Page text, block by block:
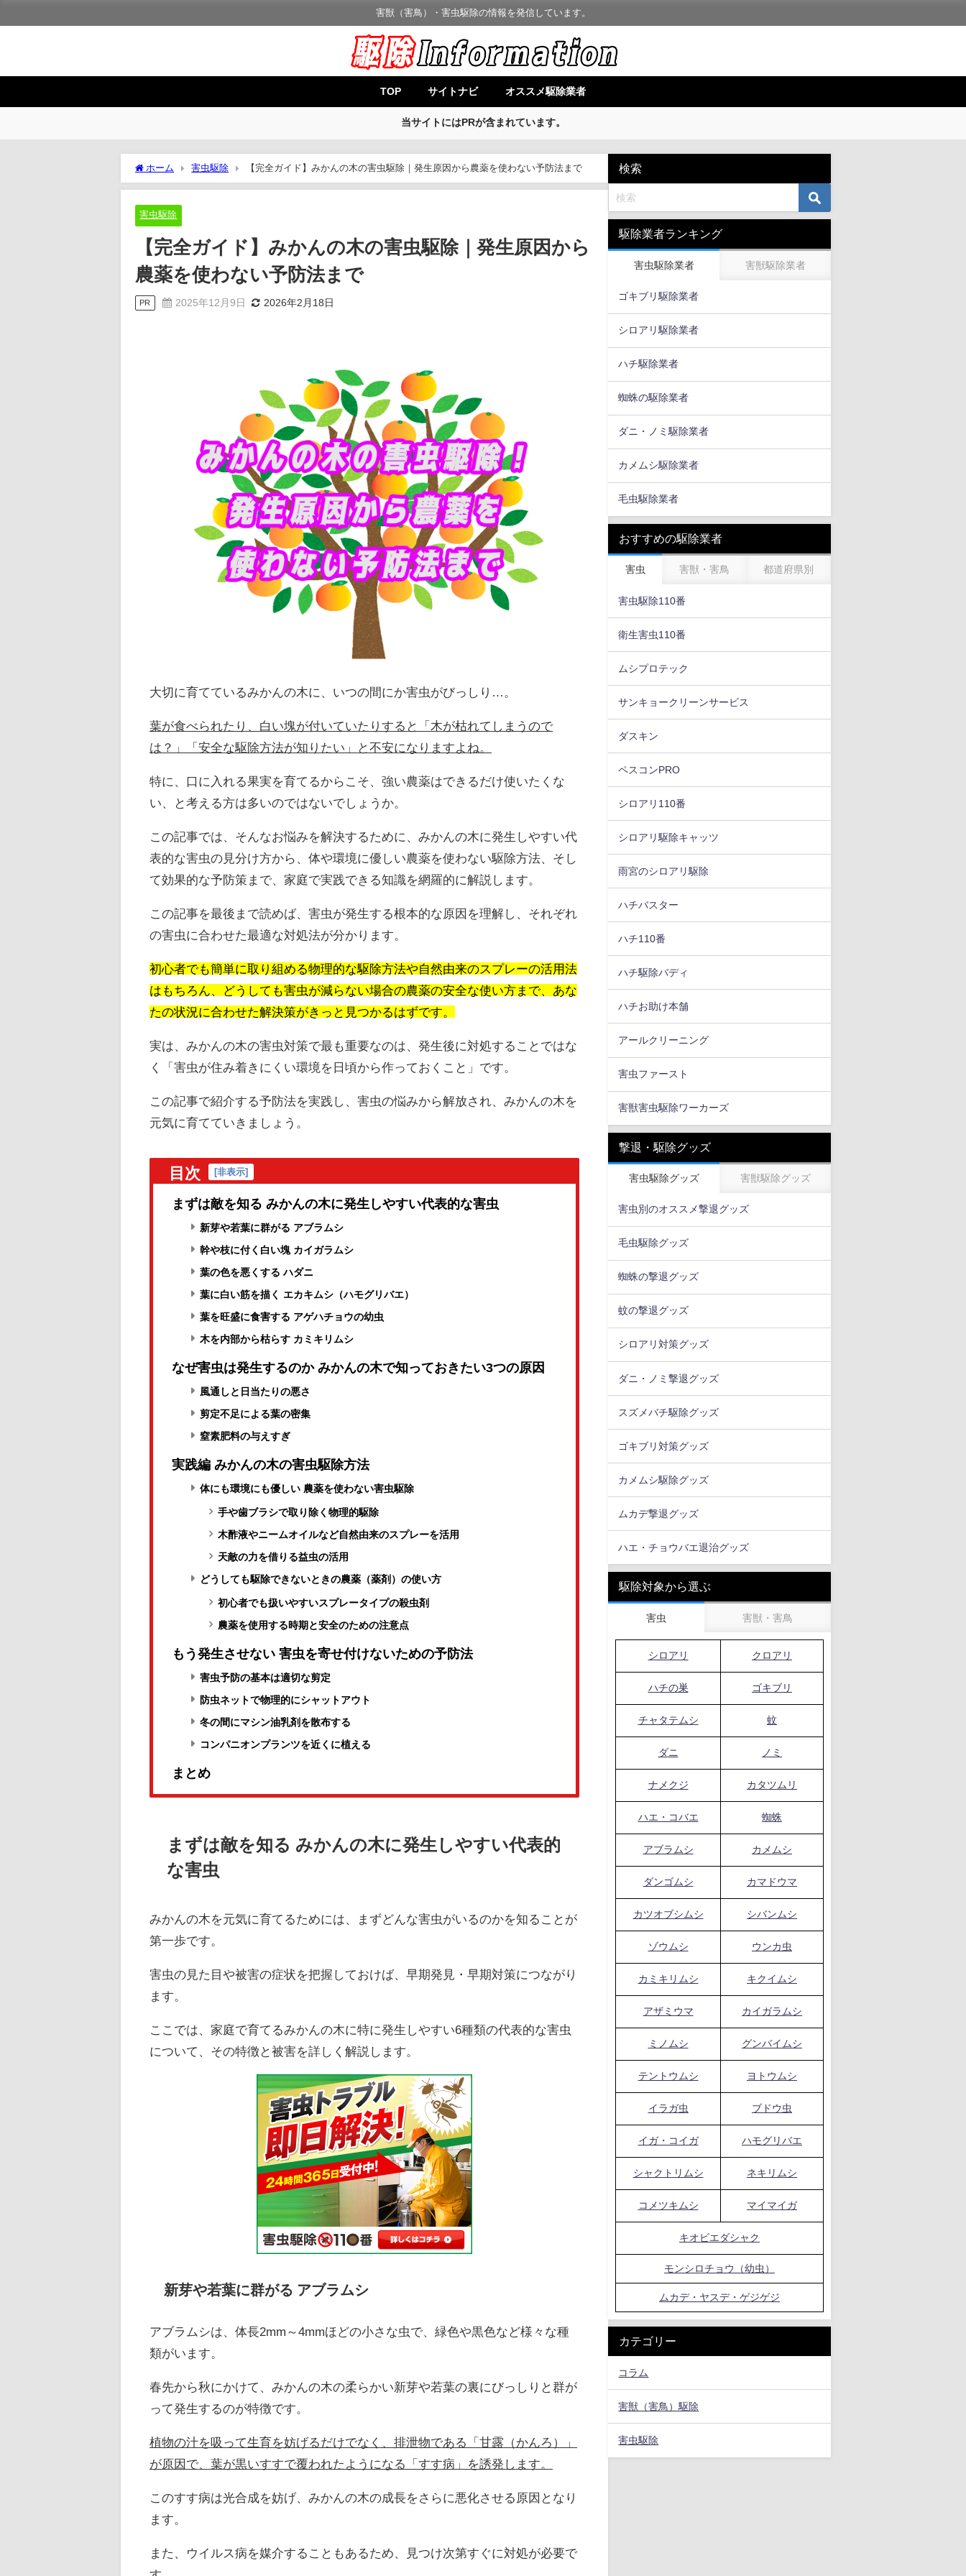
害獣（害鳥）・害虫駆除の情報を発信しています。
TOP サイトナビ オススメ駆除業者
当サイトにはPRが含まれています。
ホーム 害虫駆除 【完全ガイド】みかんの木の害虫駆除｜発生原因から農薬を使わない予防法まで
害虫駆除
【完全ガイド】みかんの木の害虫駆除｜発生原因から
農薬を使わない予防法まで
PR 2025年12月9日 2026年2月18日
大切に育てているみかんの木に、いつの間にか害虫がびっしり…。
葉が食べられたり、白い塊が付いていたりすると「木が枯れてしまうので
は？」「安全な駆除方法が知りたい」と不安になりますよね。
特に、口に入れる果実を育てるからこそ、強い農薬はできるだけ使いたくな
い、と考える方は多いのではないでしょうか。
この記事では、そんなお悩みを解決するために、みかんの木に発生しやすい代
表的な害虫の見分け方から、体や環境に優しい農薬を使わない駆除方法、そし
て効果的な予防策まで、家庭で実践できる知識を網羅的に解説します。
この記事を最後まで読めば、害虫が発生する根本的な原因を理解し、それぞれ
の害虫に合わせた最適な対処法が分かります。
初心者でも簡単に取り組める物理的な駆除方法や自然由来のスプレーの活用法
はもちろん、どうしても害虫が減らない場合の農薬の安全な使い方まで、あな
たの状況に合わせた解決策がきっと見つかるはずです。
実は、みかんの木の害虫対策で最も重要なのは、発生後に対処することではな
く「害虫が住み着きにくい環境を日頃から作っておくこと」です。
この記事で紹介する予防法を実践し、害虫の悩みから解放され、みかんの木を
元気に育てていきましょう。
目次 [非表示]
まずは敵を知る みかんの木に発生しやすい代表的な害虫
新芽や若葉に群がる アブラムシ
幹や枝に付く白い塊 カイガラムシ
葉の色を悪くする ハダニ
葉に白い筋を描く エカキムシ（ハモグリバエ）
葉を旺盛に食害する アゲハチョウの幼虫
木を内部から枯らす カミキリムシ
なぜ害虫は発生するのか みかんの木で知っておきたい3つの原因
風通しと日当たりの悪さ
剪定不足による葉の密集
窒素肥料の与えすぎ
実践編 みかんの木の害虫駆除方法
体にも環境にも優しい 農薬を使わない害虫駆除
手や歯ブラシで取り除く物理的駆除
木酢液やニームオイルなど自然由来のスプレーを活用
天敵の力を借りる益虫の活用
どうしても駆除できないときの農薬（薬剤）の使い方
初心者でも扱いやすいスプレータイプの殺虫剤
農薬を使用する時期と安全のための注意点
もう発生させない 害虫を寄せ付けないための予防法
害虫予防の基本は適切な剪定
防虫ネットで物理的にシャットアウト
冬の間にマシン油乳剤を散布する
コンパニオンプランツを近くに植える
まとめ
まずは敵を知る みかんの木に発生しやすい代表的
な害虫
みかんの木を元気に育てるためには、まずどんな害虫がいるのかを知ることが
第一歩です。
害虫の見た目や被害の症状を把握しておけば、早期発見・早期対策につながり
ます。
ここでは、家庭で育てるみかんの木に特に発生しやすい6種類の代表的な害虫
について、その特徴と被害を詳しく解説します。
新芽や若葉に群がる アブラムシ
アブラムシは、体長2mm～4mmほどの小さな虫で、緑色や黒色など様々な種
類がいます。
春先から秋にかけて、みかんの木の柔らかい新芽や若葉の裏にびっしりと群が
って発生するのが特徴です。
植物の汁を吸って生育を妨げるだけでなく、排泄物である「甘露（かんろ）」
が原因で、葉が黒いすすで覆われたようになる「すす病」を誘発します。
このすす病は光合成を妨げ、みかんの木の成長をさらに悪化させる原因となり
ます。
また、ウイルス病を媒介することもあるため、見つけ次第すぐに対処が必要で
検索
駆除業者ランキング
害虫駆除業者 害獣駆除業者
ゴキブリ駆除業者
シロアリ駆除業者
ハチ駆除業者
蜘蛛の駆除業者
ダニ・ノミ駆除業者
カメムシ駆除業者
毛虫駆除業者
おすすめの駆除業者
害虫 害獣・害鳥 都道府県別
害虫駆除110番
衛生害虫110番
ムシプロテック
サンキョークリーンサービス
ダスキン
ペスコンPRO
シロアリ110番
シロアリ駆除キャッツ
雨宮のシロアリ駆除
ハチバスター
ハチ110番
ハチ駆除バディ
ハチお助け本舗
アールクリーニング
害虫ファースト
害獣害虫駆除ワーカーズ
撃退・駆除グッズ
害虫駆除グッズ 害獣駆除グッズ
害虫別のオススメ撃退グッズ
毛虫駆除グッズ
蜘蛛の撃退グッズ
蚊の撃退グッズ
シロアリ対策グッズ
ダニ・ノミ撃退グッズ
スズメバチ駆除グッズ
ゴキブリ対策グッズ
カメムシ駆除グッズ
ムカデ撃退グッズ
ハエ・チョウバエ退治グッズ
駆除対象から選ぶ
害虫 害獣・害鳥
シロアリ クロアリ
ハチの巣 ゴキブリ
チャタテムシ 蚊
ダニ ノミ
ナメクジ カタツムリ
ハエ・コバエ 蜘蛛
アブラムシ カメムシ
ダンゴムシ カマドウマ
カツオブシムシ シバンムシ
ゾウムシ ウンカ虫
カミキリムシ キクイムシ
アザミウマ カイガラムシ
ミノムシ グンバイムシ
テントウムシ ヨトウムシ
イラガ虫 ブドウ虫
イガ・コイガ ハモグリバエ
シャクトリムシ ネキリムシ
コメツキムシ マイマイガ
キオビエダシャク
モンシロチョウ（幼虫）
ムカデ・ヤスデ・ゲジゲジ
カテゴリー
コラム
害獣（害鳥）駆除
害虫駆除